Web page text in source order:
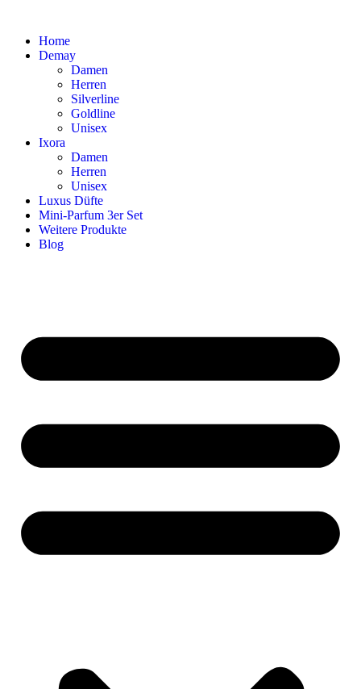
Home
Demay
Damen
Herren
Silverline
Goldline
Unisex
Ixora
Damen
Herren
Unisex
Luxus Düfte
Mini-Parfum 3er Set
Weitere Produkte
Blog